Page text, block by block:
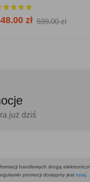
zł 599.00 zł
już dziś
handlowych drogą
promocji dostępny jest tutaj